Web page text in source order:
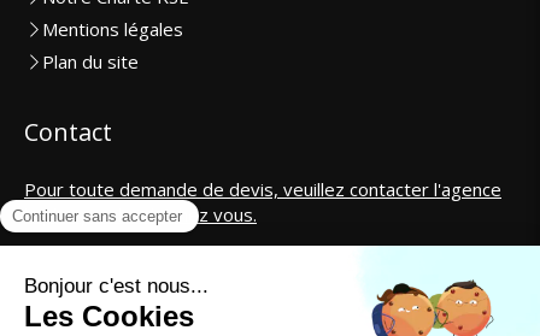
Mentions légales
Plan du site
Contact
Pour toute demande de devis, veuillez contacter l'agence
la plus proche de chez vous.
contact@cosmeticar.fr